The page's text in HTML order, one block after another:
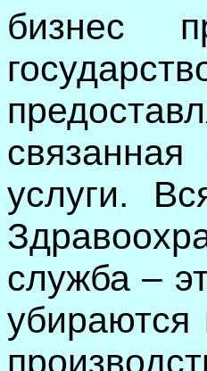
бизнес
услуги.
служба –
убираются